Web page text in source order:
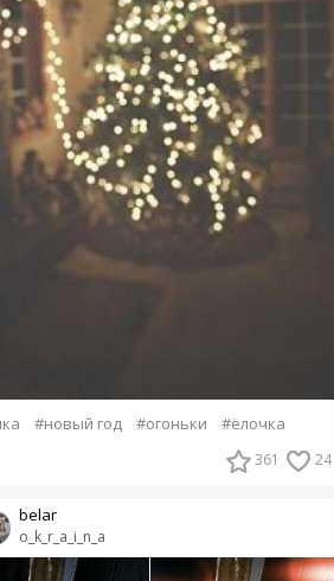
#новый год #огоньки #ёлочка
361 24
o_k_r_a_i_n_a
belar